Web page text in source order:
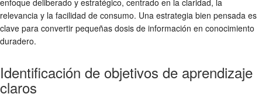
enfoque deliberado y estratégico, centrado en la claridad, la
relevancia y la facilidad de consumo. Una estrategia bien pensada es
clave para convertir pequeñas dosis de información en conocimiento
duradero.
Identificación de objetivos de aprendizaje
claros